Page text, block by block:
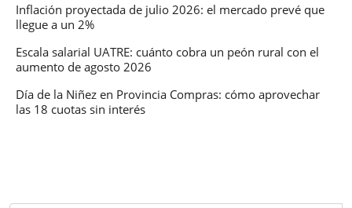
Inflación proyectada de julio 2026: el mercado prevé que
llegue a un 2%
Escala salarial UATRE: cuánto cobra un peón rural con el
aumento de agosto 2026
Día de la Niñez en Provincia Compras: cómo aprovechar
las 18 cuotas sin interés